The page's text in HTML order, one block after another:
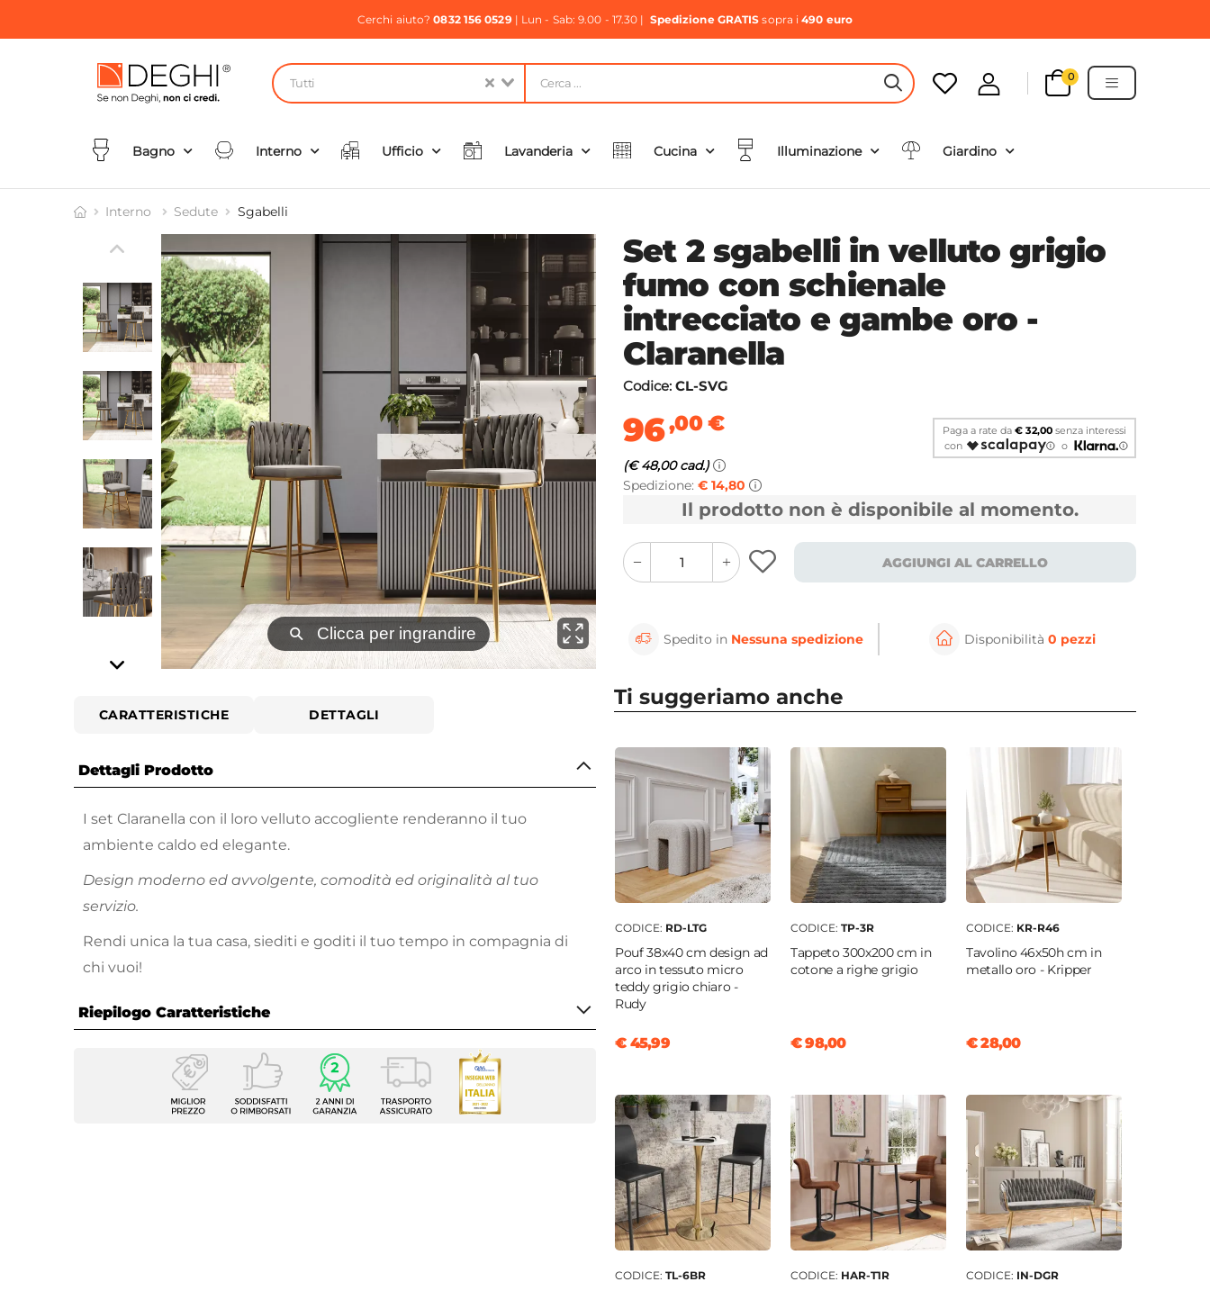
Cerchi aiuto?0832 156 0529| Lun - Sab: 9.00 - 17.30 | Spedizione GRATIS sopra i490 euro
Tutti HEADER SEARCH BUTTON
0
Bagno Interno Ufficio Lavanderia Cucina Illuminazione Giardino
Interno Sedute Sgabelli
⚲ Clicca per ingrandire ⚲ Clicca per ingrandire
CARATTERISTICHE DETTAGLI
Dettagli Prodotto
I set Claranella con il loro velluto accogliente renderanno il tuo
ambiente caldo ed elegante.
Design moderno ed avvolgente, comodità ed originalità al tuo
servizio.
Rendi unica la tua casa, siediti e goditi il tuo tempo in compagnia di
chi vuoi!
Riepilogo Caratteristiche
Caratteristiche
Set sgabelli
Numero Elementi
2 elementi
Set 2 sgabelli in velluto grigio
fumo con schienale
intrecciato e gambe oro -
Claranella
Codice: CL-SVG
96,00€
(€ 48,00 cad.)
Spedizione: € 14,80
Paga a rate da€ 32,00 senza interessi
con
o
Il prodotto non è disponibile al momento.
quantity
button
quantity
minus
button
AGGIUNGI AL CARRELLO
Spedito in Nessuna spedizione Disponibilità 0 pezzi
Ti suggeriamo anche
CODICE: RD-LTG
Pouf 38x40 cm design ad
arco in tessuto micro
teddy grigio chiaro -
Rudy
€ 45,99
CODICE: TP-3R
Tappeto 300x200 cm in
cotone a righe grigio
€ 98,00
CODICE: KR-R46
Tavolino 46x50h cm in
metallo oro - Kripper
€ 28,00
CODICE: TL-6BR CODICE: HAR-T1R CODICE: IN-DGR